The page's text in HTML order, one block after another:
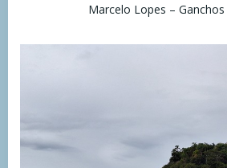
Marcelo Lopes –